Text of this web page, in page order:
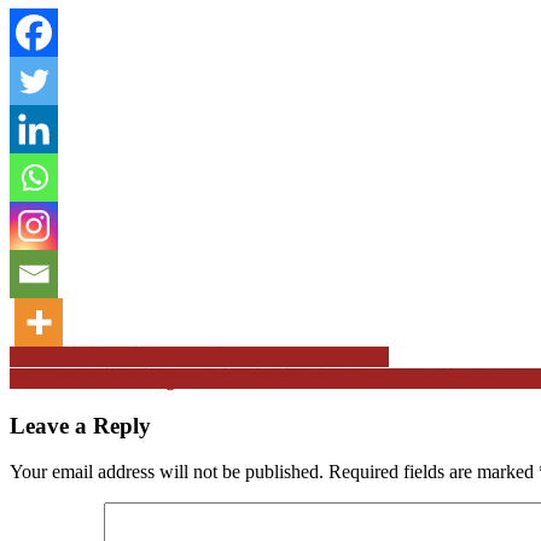
Post
navigation
Leave a Reply
Your email address will not be published. Required fields are marked